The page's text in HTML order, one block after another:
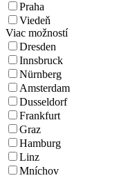
Praha
Viedeň
Viac možností
Dresden
Innsbruck
Nürnberg
Amsterdam
Dusseldorf
Frankfurt
Graz
Hamburg
Linz
Mníchov